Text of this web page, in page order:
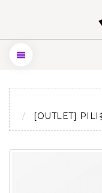
[OUTLET] PILI